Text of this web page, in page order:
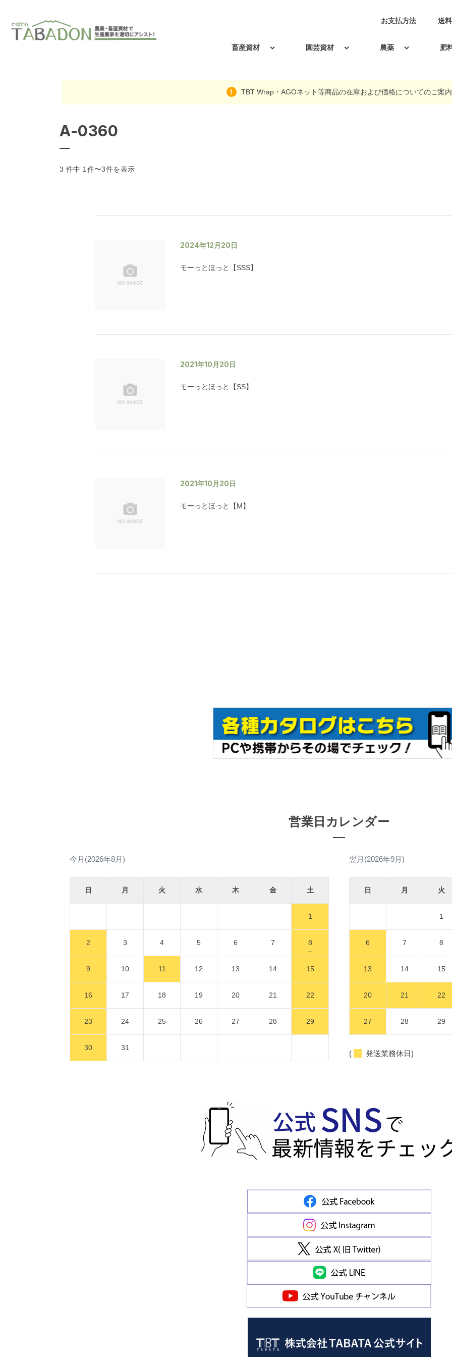
畜産資材 園芸資材 農薬 肥
お支払方法 送料
TBT Wrap・AGOネット等商品の在庫および価格についてのご案内
A-0360
3 件中 1件〜3件を表示
2024年12月20日
モーっとほっと【SSS】
2021年10月20日
モーっとほっと【SS】
2021年10月20日
モーっとほっと【M】
営業日カレンダー
今月(2026年8月)
日 月 火 水 木 金 土
1
2 3 4 5 6 7 8
9 10 11 12 13 14 15
16 17 18 19 20 21 22
23 24 25 26 27 28 29
30 31
翌月(2026年9月)
日 月 火
1
6 7 8
13 14 15
20 21 22
27 28 29
( 発送業務休日)